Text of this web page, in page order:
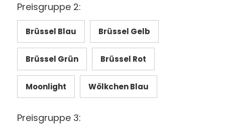
Preisgruppe 2:
Brüssel Blau Brüssel Gelb
Brüssel Grün Brüssel Rot
Moonlight Wölkchen Blau
Preisgruppe 3: